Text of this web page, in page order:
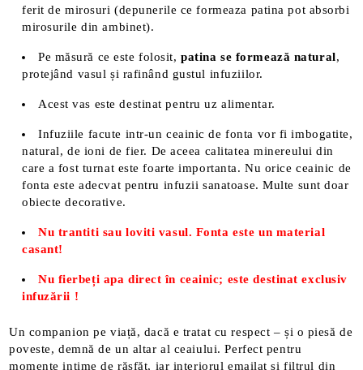
ferit de mirosuri (depunerile ce formeaza patina pot absorbi
mirosurile din ambinet).
Pe măsură ce este folosit,patina se formează natural,
protejând vasul și rafinând gustul infuziilor.
Acest vas este destinat pentru uz alimentar.
Infuziile facute intr-un ceainic de fonta vor fi imbogatite,
natural, de ioni de fier. De aceea calitatea minereului din
care a fost turnat este foarte importanta. Nu orice ceainic de
fonta este adecvat pentru infuzii sanatoase. Multe sunt doar
obiecte decorative.
Nu trantiti sau loviti vasul. Fonta este un material
casant!
Nu fierbeți apa direct în ceainic; este destinat exclusiv
infuzării !
Un companion pe viață, dacă e tratat cu respect – și o piesă de
poveste, demnă de un altar al ceaiului. Perfect pentru
momente intime de răsfăț, iar interiorul emailat și filtrul din